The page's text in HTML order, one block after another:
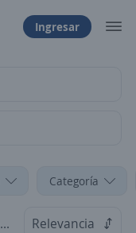
Ingresar
Categoría
Relevancia